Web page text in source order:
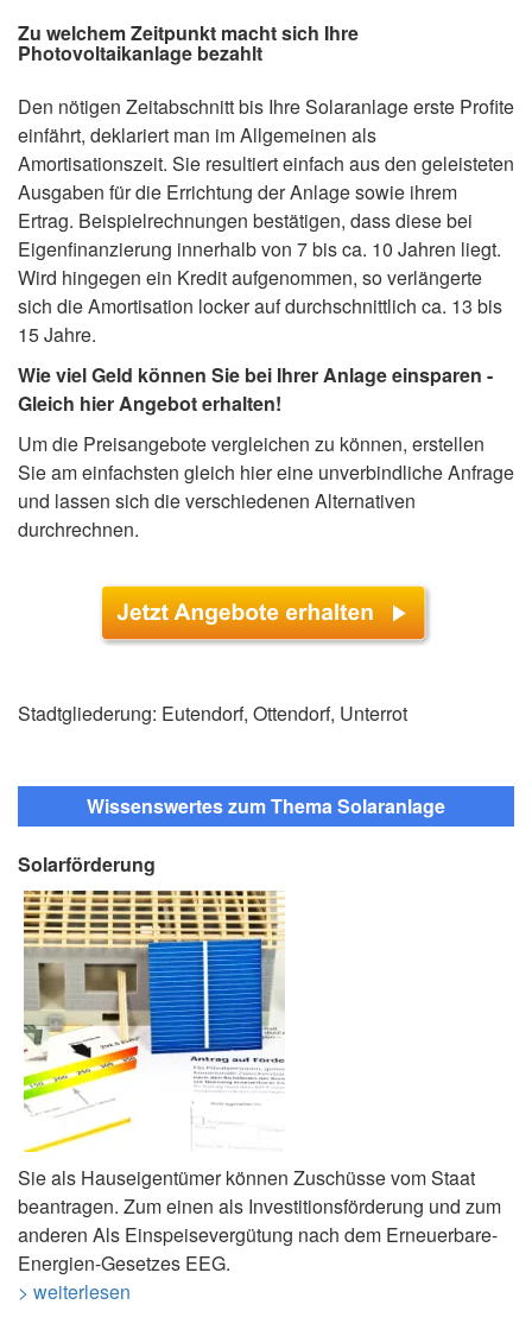
Zu welchem Zeitpunkt macht sich Ihre
Photovoltaikanlage bezahlt
Den nötigen Zeitabschnitt bis Ihre Solaranlage erste Profite
einfährt, deklariert man im Allgemeinen als
Amortisationszeit. Sie resultiert einfach aus den geleisteten
Ausgaben für die Errichtung der Anlage sowie ihrem
Ertrag. Beispielrechnungen bestätigen, dass diese bei
Eigenfinanzierung innerhalb von 7 bis ca. 10 Jahren liegt.
Wird hingegen ein Kredit aufgenommen, so verlängerte
sich die Amortisation locker auf durchschnittlich ca. 13 bis
15 Jahre.
Wie viel Geld können Sie bei Ihrer Anlage einsparen -
Gleich hier Angebot erhalten!
Um die Preisangebote vergleichen zu können, erstellen
Sie am einfachsten gleich hier eine unverbindliche Anfrage
und lassen sich die verschiedenen Alternativen
durchrechnen.
Stadtgliederung: Eutendorf, Ottendorf, Unterrot
Wissenswertes zum Thema Solaranlage
Solarförderung
Sie als Hauseigentümer können Zuschüsse vom Staat
beantragen. Zum einen als Investitionsförderung und zum
anderen Als Einspeisevergütung nach dem Erneuerbare-
Energien-Gesetzes EEG.
> weiterlesen